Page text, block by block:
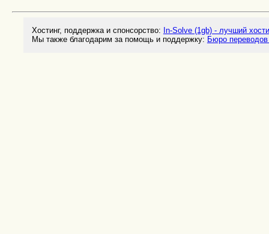
Хостинг, поддержка и спонсорство: In-Solve (1gb) - лучший
Мы также благодарим за помощь и поддержку: Бюро переводов